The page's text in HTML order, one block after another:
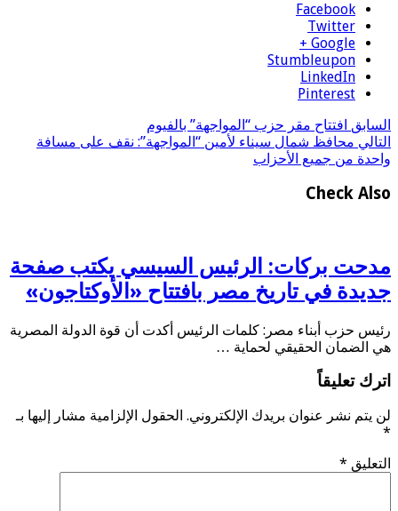
Facebook
Twitter
Google +
Stumbleupon
LinkedIn
Pinterest
السابق افتتاح مقر حزب “المواجهة” بالفيوم
التالي محافظ شمال سيناء لأمين “المواجهة”: نقف على مسافة
واحدة من جميع الأحزاب
Check Also
مدحت بركات: الرئيس السيسي يكتب صفحة
جديدة في تاريخ مصر بافتتاح «الأوكتاجون»
رئيس حزب أبناء مصر: كلمات الرئيس أكدت أن قوة الدولة المصرية
هي الضمان الحقيقي لحماية …
اترك تعليقاً
لن يتم نشر عنوان بريدك الإلكتروني. الحقول الإلزامية مشار إليها بـ
*
التعليق *